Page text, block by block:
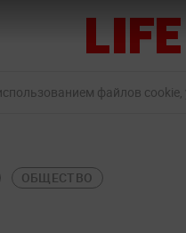
файлов
ОБЩЕСТВО